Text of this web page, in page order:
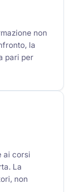
non
la
pari per
ai corsi
La
non